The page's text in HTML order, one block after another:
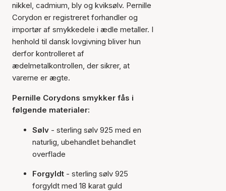
nikkel, cadmium, bly og kviksølv. Pernille
Corydon er registreret forhandler og
importør af smykkedele i ædle metaller. I
henhold til dansk lovgivning bliver hun
derfor kontrolleret af
ædelmetalkontrollen, der sikrer, at
varerne er ægte.
Pernille Corydons smykker fås i
følgende materialer:
Sølv - sterling sølv 925 med en
naturlig, ubehandlet behandlet
overflade
Forgyldt - sterling sølv 925
forgyldt med 18 karat guld